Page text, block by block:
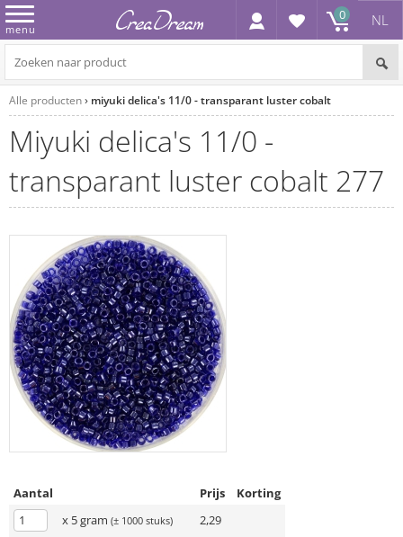
menu
NL
0
Alle producten miyuki delica's 11/0 - transparant luster cobalt
miyuki delica's 11/0 -
transparant luster cobalt 277
Aantal Prijs
Korting
x 5 gram (± 1000 stuks)
2,29